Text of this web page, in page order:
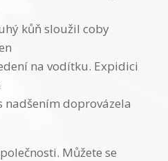
kůň sloužil coby
na vodítku. Expidici
doprovázela
Můžete se